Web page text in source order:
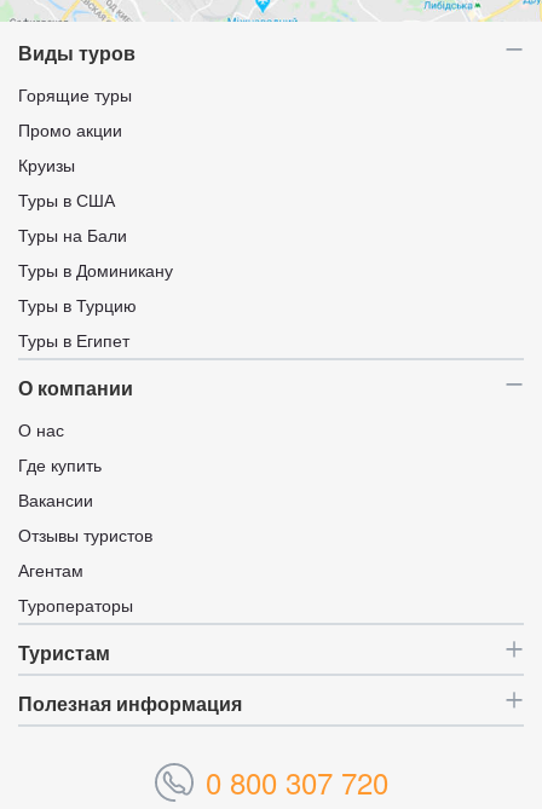
Виды туров
Горящие туры
Промо акции
Круизы
Туры в США
Туры на Бали
Туры в Доминикану
Туры в Турцию
Туры в Египет
О компании
О нас
Где купить
Вакансии
Отзывы туристов
Агентам
Туроператоры
Туристам
Полезная информация
0 800 307 720